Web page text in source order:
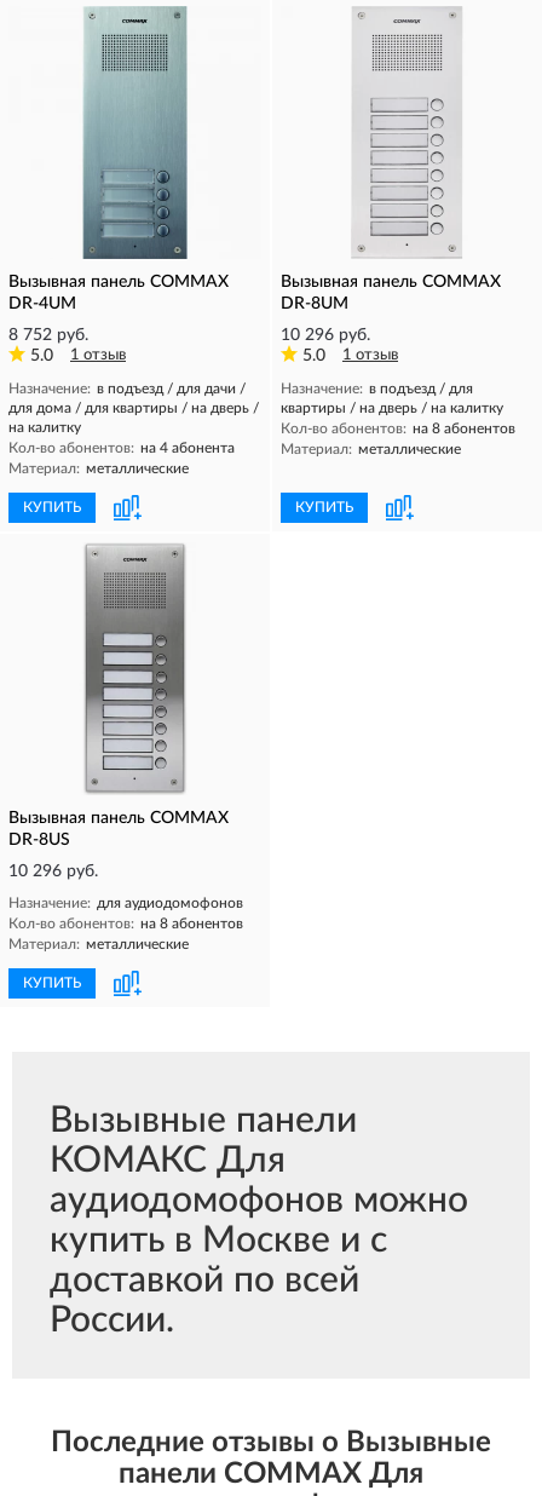
Вызывная панель COMMAX
DR-4UM
8 752 руб.
5.0
1 отзыв
Назначение: в подъезд / для дачи /
для дома / для квартиры / на дверь /
на калитку
Кол-во абонентов: на 4 абонента
Материал: металлические
КУПИТЬ
Вызывная панель COMMAX
DR-8UM
10 296 руб.
5.0
1 отзыв
Назначение: в подъезд / для
квартиры / на дверь / на калитку
Кол-во абонентов: на 8 абонентов
Материал: металлические
КУПИТЬ
Вызывная панель COMMAX
DR-8US
10 296 руб.
Назначение: для аудиодомофонов
Кол-во абонентов: на 8 абонентов
Материал: металлические
КУПИТЬ
Вызывные панели
КОМАКС Для
аудиодомофонов можно
купить в Москве и с
доставкой по всей
России.
Последние отзывы о Вызывные
панели COMMAX Для